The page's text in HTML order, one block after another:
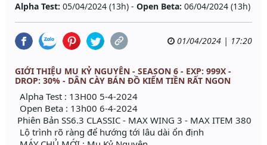
Alpha Test: 05/04/2024 (13h) - Open Beta: 06/04/2024 (13h)
01/04/2024 | 17:20
GIỚI THIỆU MU KỶ NGUYÊN - SEASON 6 - EXP: 999X -
DROP: 30% - DÂN CÀY BÁN ĐỒ KIẾM TIỀN RẤT NGON
Alpha Test : 13H00 5-4-2024
Open Beta : 13h00 6-4-2024
Phiên Bản SS6.3 CLASSIC - MAX WING 3 - MAX ITEM 380
Lộ trình rõ ràng để hướng tới lâu dài ổn định